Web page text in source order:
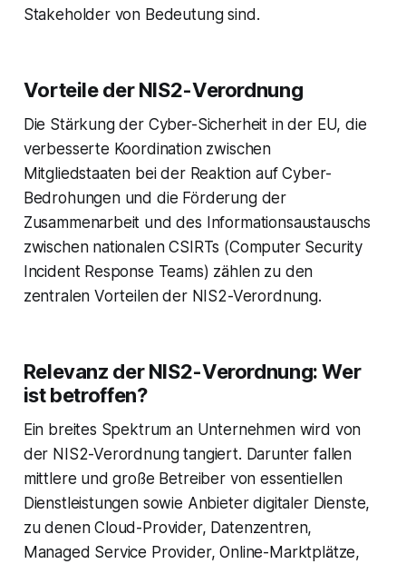
Stakeholder von Bedeutung sind.
Vorteile der NIS2-Verordnung
Die Stärkung der Cyber-Sicherheit in der EU, die
verbesserte Koordination zwischen
Mitgliedstaaten bei der Reaktion auf Cyber-
Bedrohungen und die Förderung der
Zusammenarbeit und des Informationsaustauschs
zwischen nationalen CSIRTs (Computer Security
Incident Response Teams) zählen zu den
zentralen Vorteilen der NIS2-Verordnung.
Relevanz der NIS2-Verordnung: Wer
ist betroffen?
Ein breites Spektrum an Unternehmen wird von
der NIS2-Verordnung tangiert. Darunter fallen
mittlere und große Betreiber von essentiellen
Dienstleistungen sowie Anbieter digitaler Dienste,
zu denen Cloud-Provider, Datenzentren,
Managed Service Provider, Online-Marktplätze,